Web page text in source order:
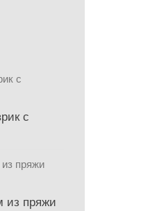
с
из пряжи